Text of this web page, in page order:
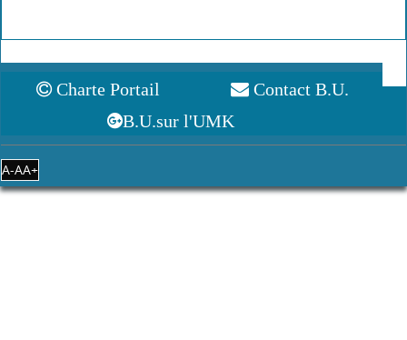
Maths 2e année
MP MP/
(2014) / 978-2-
7430-1595-4
Mathématiques
Claude Martin
Jean-
Mathématiques
/
Jean-Claude
Martin
Maths
Erick de
Philippe Crocy